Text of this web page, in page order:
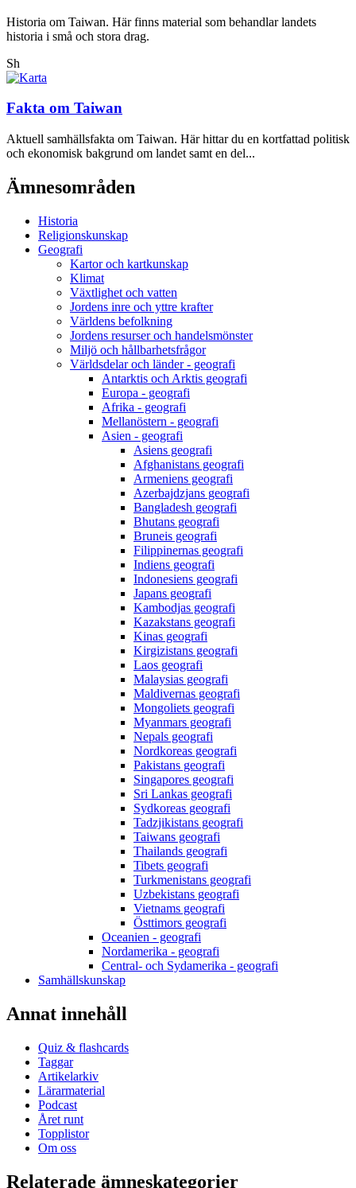
Historia om Taiwan. Här finns material som behandlar landets
historia i små och stora drag.
Sh
Fakta om Taiwan
Aktuell samhällsfakta om Taiwan. Här hittar du en kortfattad politisk
och ekonomisk bakgrund om landet samt en del...
Ämnesområden
Historia
Religionskunskap
Geografi
Kartor och kartkunskap
Klimat
Växtlighet och vatten
Jordens inre och yttre krafter
Världens befolkning
Jordens resurser och handelsmönster
Miljö och hållbarhetsfrågor
Världsdelar och länder - geografi
Antarktis och Arktis geografi
Europa - geografi
Afrika - geografi
Mellanöstern - geografi
Asien - geografi
Asiens geografi
Afghanistans geografi
Armeniens geografi
Azerbajdzjans geografi
Bangladesh geografi
Bhutans geografi
Bruneis geografi
Filippinernas geografi
Indiens geografi
Indonesiens geografi
Japans geografi
Kambodjas geografi
Kazakstans geografi
Kinas geografi
Kirgizistans geografi
Laos geografi
Malaysias geografi
Maldivernas geografi
Mongoliets geografi
Myanmars geografi
Nepals geografi
Nordkoreas geografi
Pakistans geografi
Singapores geografi
Sri Lankas geografi
Sydkoreas geografi
Tadzjikistans geografi
Taiwans geografi
Thailands geografi
Tibets geografi
Turkmenistans geografi
Uzbekistans geografi
Vietnams geografi
Östtimors geografi
Oceanien - geografi
Nordamerika - geografi
Central- och Sydamerika - geografi
Samhällskunskap
Annat innehåll
Quiz & flashcards
Taggar
Artikelarkiv
Lärarmaterial
Podcast
Året runt
Topplistor
Om oss
Relaterade ämneskategorier